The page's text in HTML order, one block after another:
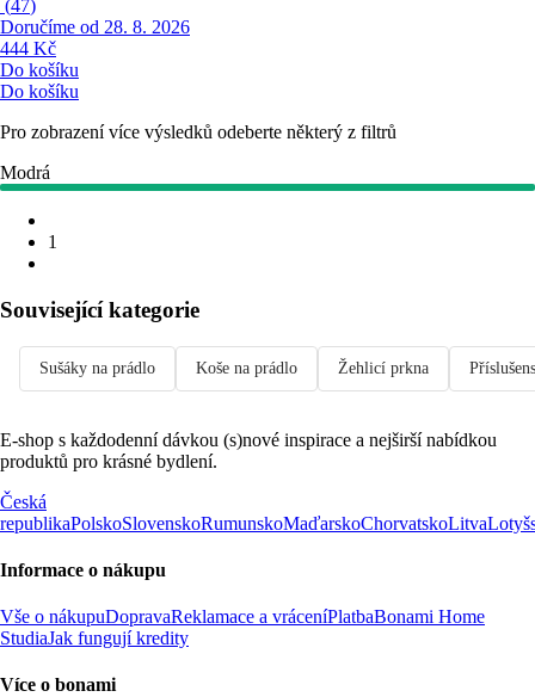
(47)
Doručíme od 28. 8. 2026
444 Kč
Do košíku
Do košíku
Pro zobrazení více výsledků odeberte některý z filtrů
Modrá
1
Související kategorie
Sušáky na prádlo Koše na prádlo Žehlicí prkna
E-shop s každodenní dávkou (s)nové inspirace a nejširší nabídkou
produktů pro krásné bydlení.
Česká
republikaPolskoSlovenskoRumunskoMaďarskoChorvatskoLitva
Informace o nákupu
Vše o nákupuDopravaReklamace a vráceníPlatbaBonami Home
StudiaJak fungují kredity
Více o bonami